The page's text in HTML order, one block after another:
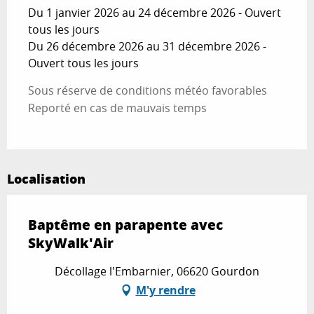
Du 1 janvier 2026 au 24 décembre 2026 - Ouvert
tous les jours
Du 26 décembre 2026 au 31 décembre 2026 -
Ouvert tous les jours
Sous réserve de conditions météo favorables
Reporté en cas de mauvais temps
Localisation
Baptême en parapente avec
SkyWalk'Air
Décollage l'Embarnier, 06620 Gourdon
M'y rendre